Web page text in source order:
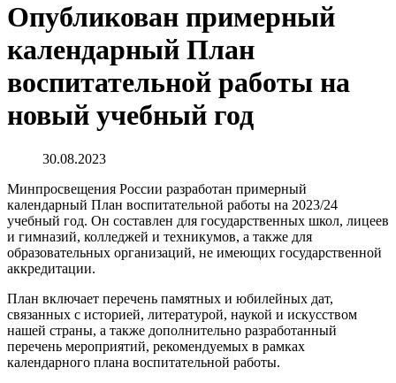
Опубликован примерный
календарный План
воспитательной работы на
новый учебный год
30.08.2023
Минпросвещения России разработан примерный
календарный План воспитательной работы на 2023/24
учебный год. Он составлен для государственных школ, лицеев
и гимназий, колледжей и техникумов, а также для
образовательных организаций, не имеющих государственной
аккредитации.
План включает перечень памятных и юбилейных дат,
связанных с историей, литературой, наукой и искусством
нашей страны, а также дополнительно разработанный
перечень мероприятий, рекомендуемых в рамках
календарного плана воспитательной работы.